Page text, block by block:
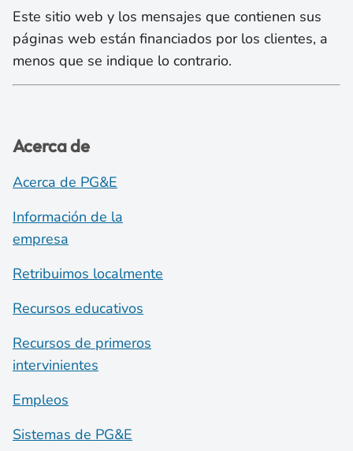
Este sitio web y los mensajes que contienen sus
páginas web están financiados por los clientes, a
menos que se indique lo contrario.
Acerca de
Acerca de PG&E
Información de la
empresa
Retribuimos localmente
Recursos educativos
Recursos de primeros
intervinientes
Empleos
Sistemas de PG&E